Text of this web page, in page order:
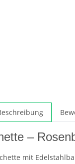
–
mit